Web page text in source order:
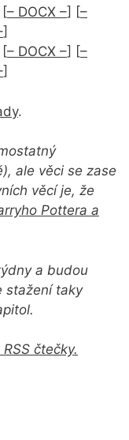
[– DOCX –] [–
]
[– DOCX –] [–
]
.
ale věci se zase
věcí je, že
Pottera a
a budou
stažení taky
čtečky.